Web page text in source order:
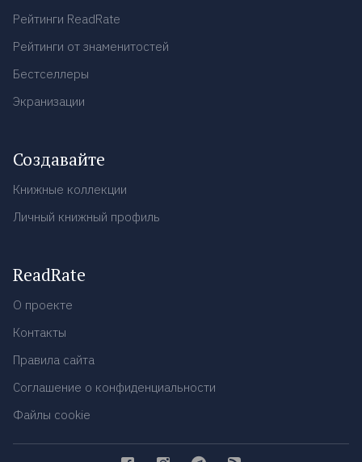
Рейтинги ReadRate
Рейтинги от знаменитостей
Бестселлеры
Экранизации
Создавайте
Книжные коллекции
Личный книжный профиль
ReadRate
О проекте
Контакты
Правила сайта
Соглашение о конфиденциальности
Файлы cookie